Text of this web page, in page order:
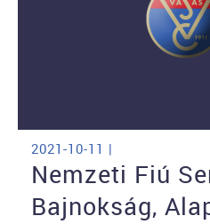
2021-10-11 |
Nemzeti Fiú
Bajnokság,